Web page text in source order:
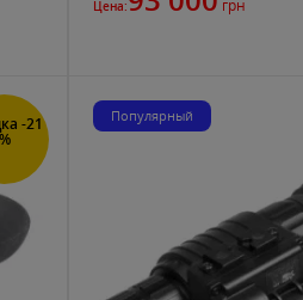
Цена: грн
-21
%
Популярный